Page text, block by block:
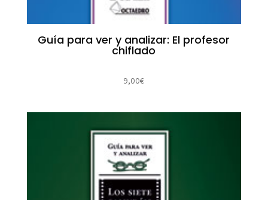
Guía para ver y analizar: El profesor
chiflado
9,00€